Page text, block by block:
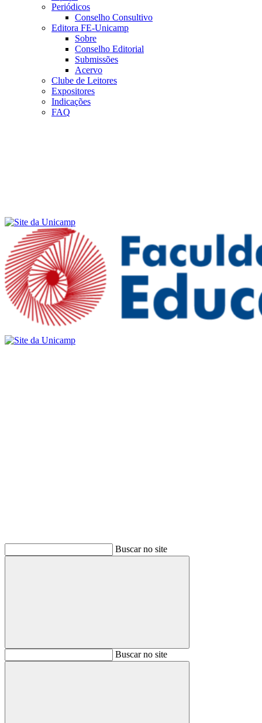
Periódicos
Conselho Consultivo
Editora FE-Unicamp
Sobre
Conselho Editorial
Submissões
Acervo
Clube de Leitores
Expositores
Indicações
FAQ
Buscar no site
BuscarBuscar no site